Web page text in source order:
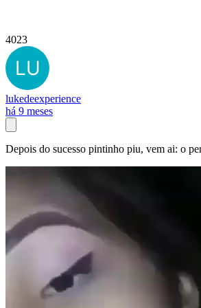
4023
lukedeexperience
há 9 meses
Depois do sucesso pintinho piu, vem ai: o